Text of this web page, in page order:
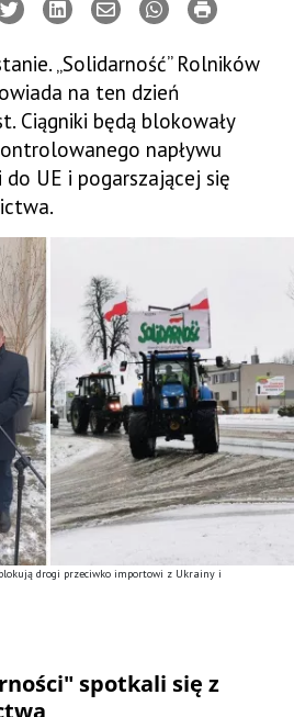
drogi przeciwko importowi z Ukrainy i
„Solidarność” Rolników
na ten dzień
Ciągniki będą blokowały
napływu
UE i pogarszającej się
spotkali się z